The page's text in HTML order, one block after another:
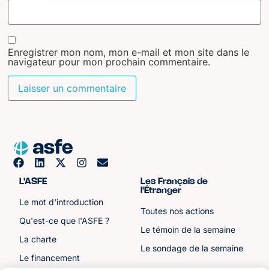
Enregistrer mon nom, mon e-mail et mon site dans le
navigateur pour mon prochain commentaire.
L'ASFE
Le mot d'introduction
Qu'est-ce que l'ASFE ?
La charte
Le financement
Les Français de
l'Étranger
Toutes nos actions
Le témoin de la semaine
Le sondage de la semaine